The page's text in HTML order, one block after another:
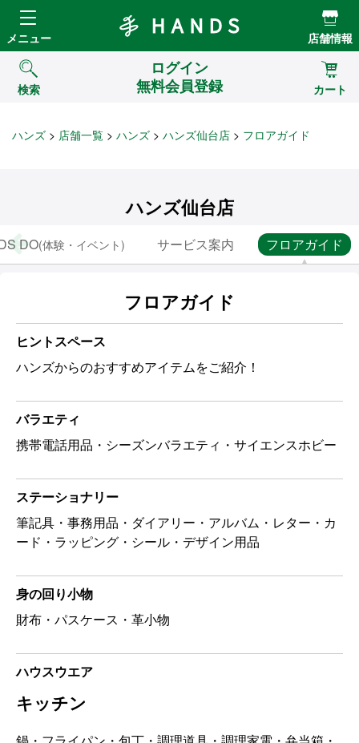
Hands ハンズ
メニュー 店舗情報
検索
ログイン
無料会員登録
カート
ハンズ 店舗一覧 ハンズ ハンズ仙台店 フロアガイド
ハンズ仙台店
DO(体験・イベント) サービス案内 フロアガイド
フロアガイド
ヒントスペース
ハンズからのおすすめアイテムをご紹介！
バラエティ
携帯電話用品・シーズンバラエティ・サイエンスホビー
ステーショナリー
筆記具・事務用品・ダイアリー・アルバム・レター・カ
ード・ラッピング・シール・デザイン用品
身の回り小物
財布・パスケース・革小物
ハウスウエア
キッチン